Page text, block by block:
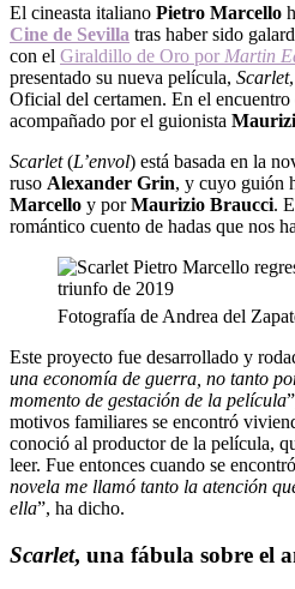
El cineasta italiano Pietro Marcello
Cine de Sevilla tras haber sido
con el Giraldillo de Oro por Martin
presentado su nueva película, Scarlet
Oficial del certamen. En el encuentro
acompañado por el guionista
Scarlet(L’envol) está basada en la
ruso Alexander Grin, y cuyo guión
Marcello y porMaurizio Braucci.
romántico cuento de hadas que nos
Fotografía de Andrea del
Este proyecto fue desarrollado y
una economía de guerra, no tanto
momento de gestación de la película
motivos familiares se encontró
conoció al productor de la película,
leer. Fue entonces cuando se
novela me llamó tanto la atención
ella”, ha dicho.
Scarlet, una fábula sobre el